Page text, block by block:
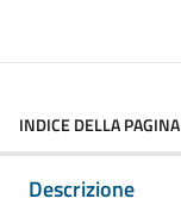
INDICE DELLA PAGINA
Descrizione